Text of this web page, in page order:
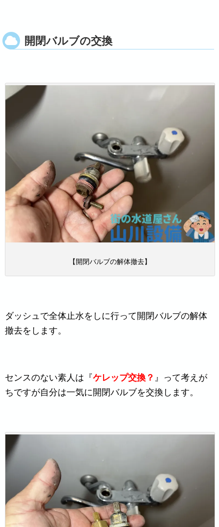
開閉バルブの交換
【開閉バルブの解体撤去】
ダッシュで全体止水をしに行って開閉バルブの解体
撤去をします。
センスのない素人は『ケレップ交換？ 』って考えが
ちですが自分は一気に開閉バルブを交換します。